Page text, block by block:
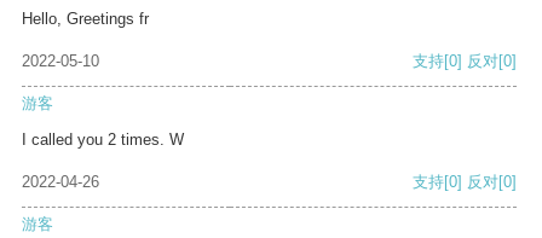
Hello, Greetings fr
2022-05-10 支持[0] 反对[0]
游客
I called you 2 times. W
2022-04-26 支持[0] 反对[0]
游客